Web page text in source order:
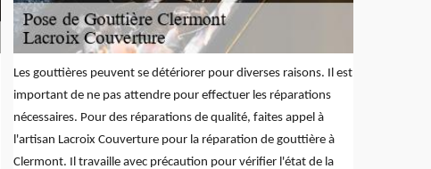
Les gouttières peuvent se détériorer pour diverses raisons. Il est
important de ne pas attendre pour effectuer les réparations
nécessaires. Pour des réparations de qualité, faites appel à
l'artisan Lacroix Couverture pour la réparation de gouttière à
Clermont. Il travaille avec précaution pour vérifier l'état de la